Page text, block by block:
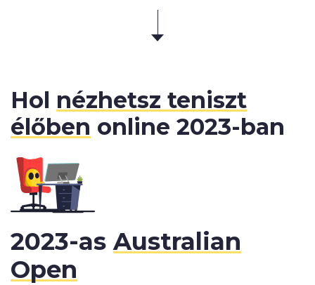
Hol nézhetsz teniszt
élőben online 2023-ban
2023-asAustralian
Open